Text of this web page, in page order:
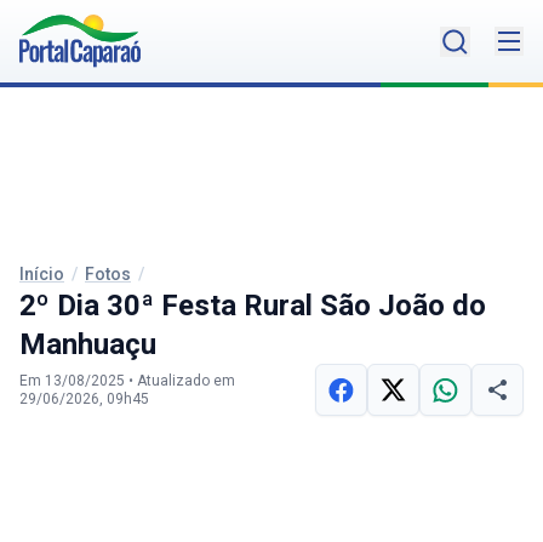
Início / Fotos /
2º Dia 30ª Festa Rural São João do
Manhuaçu
Em 13/08/2025 • Atualizado em
29/06/2026, 09h45